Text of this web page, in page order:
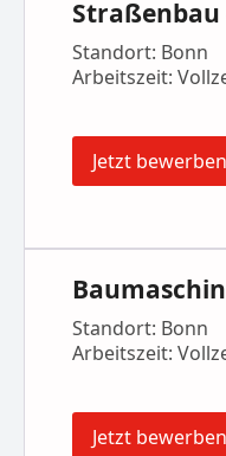
Standort: Bonn
Arbeitszeit:
Jetzt bewerben
Standort: Bonn
Arbeitszeit:
Jetzt bewerben